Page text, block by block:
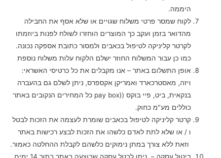
היממה.
לקוח שמסר פרטי משלוח שגויים או שלא אסף את החבילה
מהדואר בזמן ועקב כך המוצרים הוחזרו לשולח לפנות ביוזמתו
לקרטר קליניקה לטיפול בכאבים ולמסור כתובת אספקה נכונה.
כמו כן עבור המשלוח החוזר ישלם הלקוח עלות משלוח נוספת
אופן התשלום באתר – אנו מקבלים את כל כרטיסי האשראי:
ויזה, מאסטרכארד ואמריקן אקספרס, ניתן לשלם גם בהעברה
בנקאית, ביט, פיי בוקס ((pay box כל המחירים הנקובים באתר
כוללים מע"מ כחוק.
קרטר קליניקה לטיפול בכאבים שומרת לעצמה את הזכות לבטל
ו / או שלא לתת לאדם כלשהו את הזכות לבצע רכישות באתר
וזאת ללא צורך במתן נימוקים כלשהם לקבלת ההחלטה כאמור.